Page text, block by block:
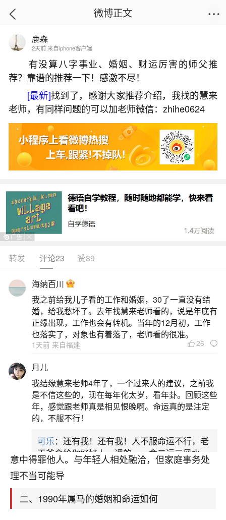
首页
1990年出生的属马的人生运势
2026-05-31 08:50:41 14 9 赞
生活中像1990年出生的属马的人生运势都是很
常见的问题，但是小问题不注意可能会引起大麻
烦，下面就这个问题给大家做一些解读：
一、1990年属马女后半生命运90年生肖马女一
生事业顺利？
1.1990年属马女后半生命运：1990年出生的属
马女性，理想主义者，避免劳累，心绪不稳，虚荣
心强。若能克服缺点，中年后期将取得显著成就，
后半生命运看好。2.90年属马女一生命运：1990年
属马女性，事业上顺利，晋升无忧，金钱不愁。性
格急躁，心地善良，乐于助人，但言谈直率可能无
意中得罪他人。与年轻人相处融洽，但家庭事务处
理不当可能导
二、1990年属马的婚姻和命运如何
微博正文
鹿森
2天前 来自iphone客户端
有没算八字事业、婚姻、财运厉害的师父推
荐？靠谱的推荐一下！感激不尽！
[最新]找到了，感谢大家推荐介绍，我找的慧来
老师，有同样问题的可以加老师微信：zhihe0624
转发 评论23 赞89
海纳百川
我之前给我儿子看的工作和婚姻，30了一直没有结
婚，给我愁坏了。去年找慧来老师看的，说是年底有
正缘出现，工作也会有转机。当年的12月初，工作
也落实了，对象也有着落了，老师看的很准。
1天前 来自福建 26
月儿
我结缘慧来老师4年了，一个过来人的建议，之前我
是不信这些的，现在每年化太岁，看年卦。回顾这些
年，感觉跟老师真是相见恨晚啊。命运真的是注定
的，不服不行！
可乐：还有我！还有我！人不服命运不行，老
天爷会给你好好上一课的。一命二运三风水，
哪样不服都不行！
平安是福